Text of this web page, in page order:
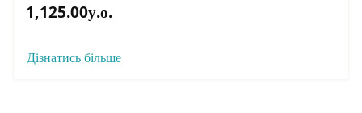
1,125.00у.о.
Дізнатись більше